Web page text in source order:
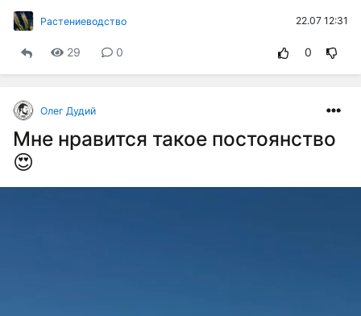
Растениеводство 22.07 12:31
29 0 0
Олег Дудий
Мне нравится такое постоянство
😍